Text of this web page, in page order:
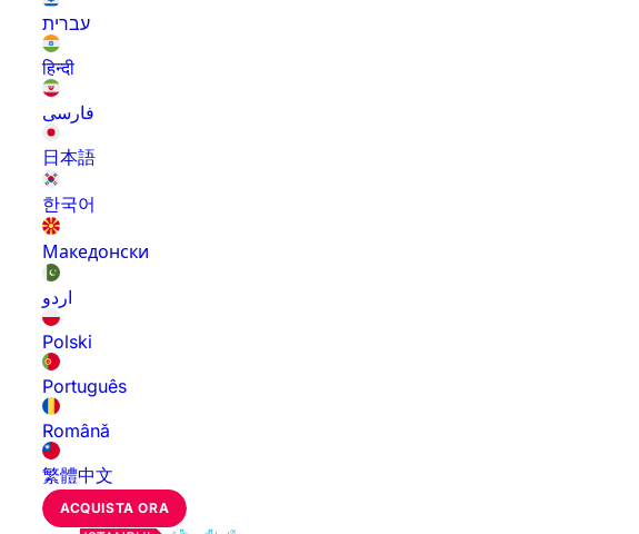
עברית
हिन्दी
فارسی
日本語
한국어
Македонски
اردو
Polski
Português
Română
繁體中文
ACQUISTA ORA